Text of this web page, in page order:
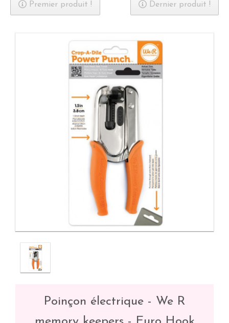
Premier produit ! Dernier produit !
Poinçon électrique - We R